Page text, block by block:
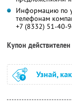
Информацию по
телефонам
+7 (8332) 51-40-
Купон
Узнай,